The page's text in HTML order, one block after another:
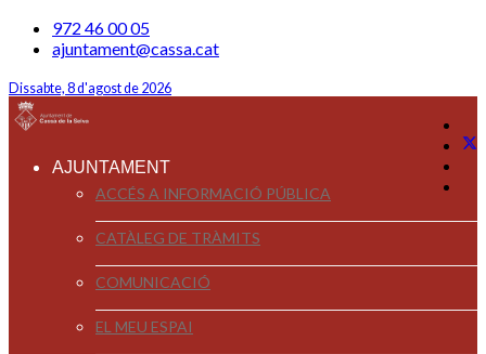
972 46 00 05
ajuntament@cassa.cat
Dissabte, 8 d'agost de 2026
AJUNTAMENT
ACCÉS A INFORMACIÓ PÚBLICA
CATÀLEG DE TRÀMITS
COMUNICACIÓ
EL MEU ESPAI